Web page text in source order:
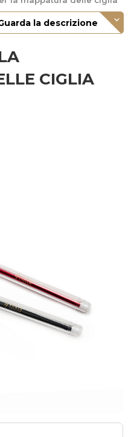
la descrizione
CIGLIA